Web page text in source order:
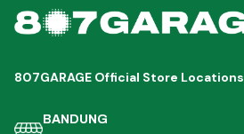
807GARAGE Official Store Locations
BANDUNG